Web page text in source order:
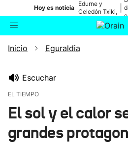
Hoy es noticia
Edurne y
Celedón Txiki,
en directo
Buscador
Inicio Eguraldia
Escuchar
EL TIEMPO
El sol y el calor
grandes